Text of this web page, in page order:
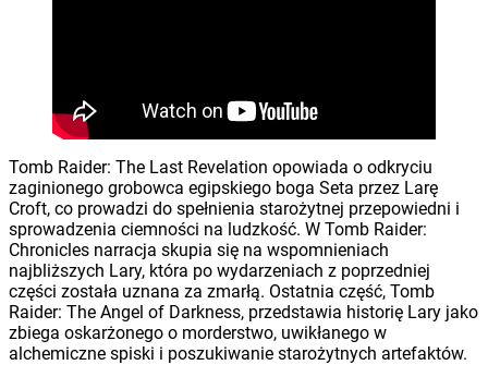
Tomb Raider: The Last Revelation opowiada o odkryciu
zaginionego grobowca egipskiego boga Seta przez Larę
Croft, co prowadzi do spełnienia starożytnej przepowiedni i
sprowadzenia ciemności na ludzkość. W Tomb Raider:
Chronicles narracja skupia się na wspomnieniach
najbliższych Lary, która po wydarzeniach z poprzedniej
części została uznana za zmarłą. Ostatnia część, Tomb
Raider: The Angel of Darkness, przedstawia historię Lary jako
zbiega oskarżonego o morderstwo, uwikłanego w
alchemiczne spiski i poszukiwanie starożytnych artefaktów.